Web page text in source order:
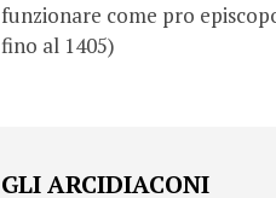
funzionare come pro
fino al 1405)
GLI ARCIDIACONI